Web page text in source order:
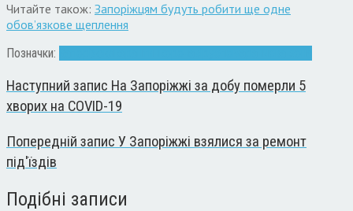
Читайте також: Запоріжцям будуть робити ще одне
обов’язкове щеплення
Позначки:
Наступний запис На Запоріжжі за добу померли 5
хворих на COVID-19
Попередній запис У Запоріжжі взялися за ремонт
під'їздів
Подібні записи